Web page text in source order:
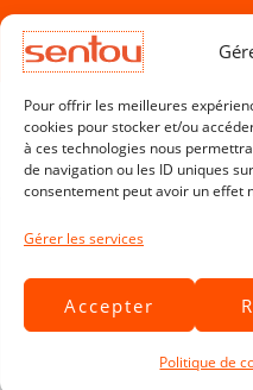
Pour offrir les meilleures
cookies pour stocker et/ou
à ces technologies nous
de navigation ou les ID uniques
consentement peut avoir un effet
Gérer les services
Accepter
Politique de